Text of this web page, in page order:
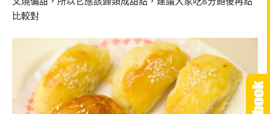
比較對